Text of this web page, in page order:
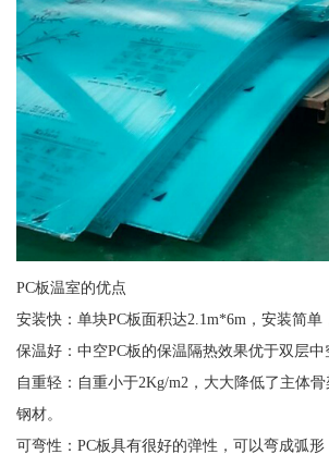
PC板温室的优点
安装快：单块PC板面积达2.1m*6m，安装简单
保温好：中空PC板的保温隔热效果优于双层中
自重轻：自重小于2Kg/m2，大大降低了主体
钢材。
可弯性：PC板具有很好的弹性，可以弯成弧形